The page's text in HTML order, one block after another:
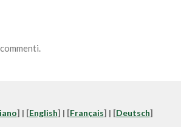
] | [English] | [Français] | [Deutsch]